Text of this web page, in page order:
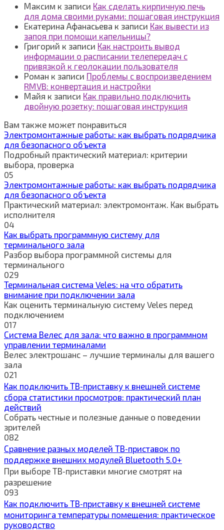
Максим к записи Как сделать кирпичную печь
для дома своими руками: пошаговая инструкция
Екатерина Афанасьева к записи Как вывести из
запоя при помощи капельницы?
Григорий к записи Как настроить вывод
информации о расписании телепередач с
привязкой к геолокации пользователя
Роман к записи Проблемы с воспроизведением
RMVB: конвертация и настройки
Майя к записи Как правильно подключить
двойную розетку: пошаговая инструкция
Вам также может понравиться
Электромонтажные работы: как выбрать подрядчика
для безопасного объекта
Подробный практический материал: критерии
выбора, проверка
05
Электромонтажные работы: как выбрать подрядчика
для безопасного объекта
Практический материал: электромонтаж. Как выбрать
исполнителя
04
Как выбрать программную систему для
терминального зала
Разбор выбора программной системы для
терминального
029
Терминальная система Veles: на что обратить
внимание при подключении зала
Как оценить терминальную систему Veles перед
подключением
017
Система Велес для зала: что важно в программном
управлении терминалами
Велес электрошанс – лучшие терминалы для вашего
зала
021
Как подключить ТВ‑приставку к внешней системе
сбора статистики просмотров: практический план
действий
Собрать честные и полезные данные о поведении
зрителей
082
Сравнение разных моделей ТВ‑приставок по
поддержке внешних модулей Bluetooth 5.0+
При выборе ТВ‑приставки многие смотрят на
разрешение
093
Как подключить ТВ‑приставку к внешней системе
мониторинга температуры помещения: практическое
руководство